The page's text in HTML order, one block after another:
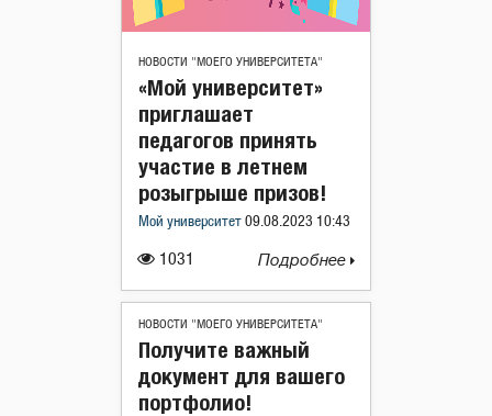
НОВОСТИ "МОЕГО УНИВЕРСИТЕТА"
1031
«Мой университет»
приглашает
педагогов принять
участие в летнем
розыгрыше призов!
Мой университет 09.08.2023 10:43
Подробнее
НОВОСТИ "МОЕГО УНИВЕРСИТЕТА"
Получите важный
документ для вашего
портфолио!